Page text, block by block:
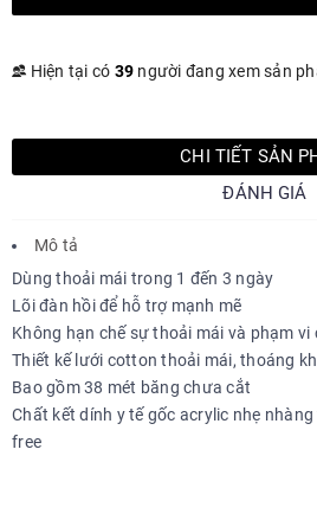
Hiện tại có 39 người đang xem sản
CHI TIẾT SẢN
ĐÁNH GIÁ
Mô tả
Dùng thoải mái trong 1 đến 3 ngày
Lõi đàn hồi để hỗ trợ mạnh mẽ
Không hạn chế sự thoải mái và phạm vi
Thiết kế lưới cotton thoải mái, thoáng
Bao gồm 38 mét băng chưa cắt
Chất kết dính y tế gốc acrylic nhẹ
free